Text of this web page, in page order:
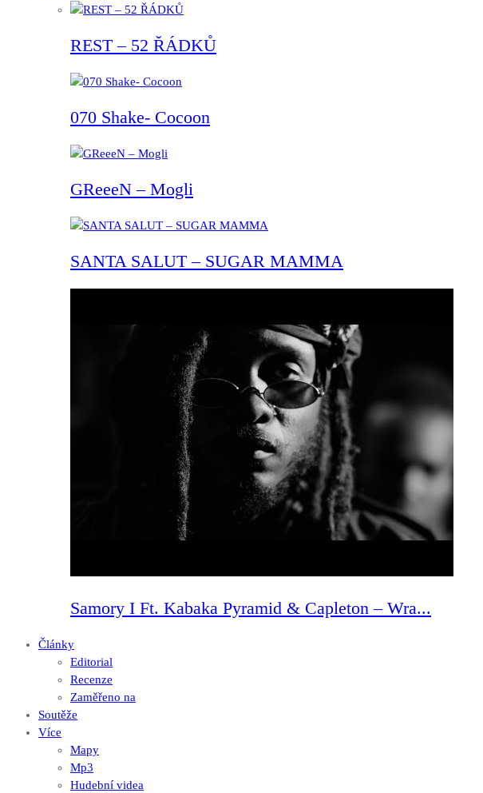
REST – 52 ŘÁDKŮ
070 Shake- Cocoon
GReeeN – Mogli
SANTA SALUT – SUGAR MAMMA
Samory I Ft. Kabaka Pyramid & Capleton – Wra...
Články
Editorial
Recenze
Zaměřeno na
Soutěže
Více
Mapy
Mp3
Hudební videa